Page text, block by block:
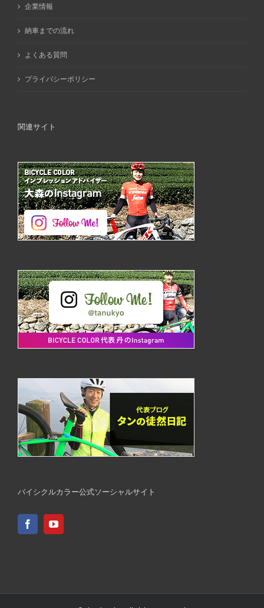
企業情報
納車までの流れ
よくある質問
プライバシーポリシー
関連サイト
バイシクルカラー公式ソーシャルサイト